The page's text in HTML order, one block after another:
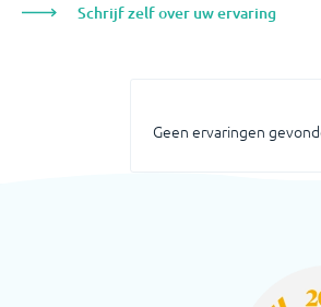
Schrijf zelf over uw ervaring
Geen ervaringen